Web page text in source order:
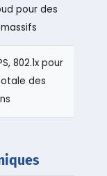
pour des
802.1x pour
des